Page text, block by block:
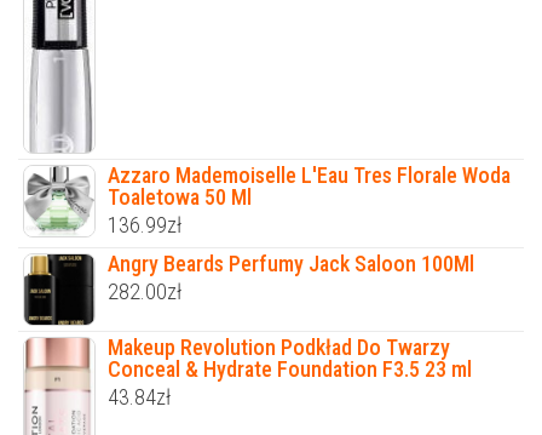
Azzaro Mademoiselle L'Eau Tres Florale Woda
Toaletowa 50 Ml
136.99zł
Angry Beards Perfumy Jack Saloon 100Ml
282.00zł
Makeup Revolution Podkład Do Twarzy
Conceal & Hydrate Foundation F3.5 23 ml
43.84zł